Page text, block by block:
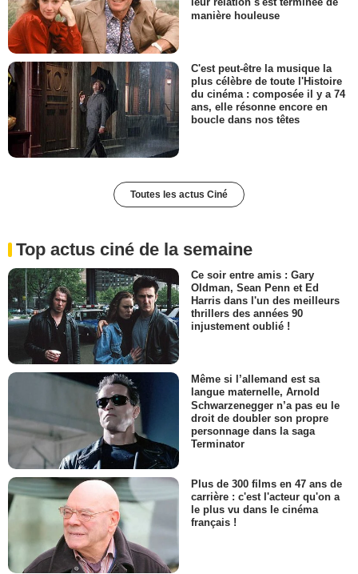
leur relation s'est terminée de
manière houleuse
C'est peut-être la musique la
plus célèbre de toute l'Histoire
du cinéma : composée il y a 74
ans, elle résonne encore en
boucle dans nos têtes
Toutes les actus Ciné
Top actus ciné de la semaine
Ce soir entre amis : Gary
Oldman, Sean Penn et Ed
Harris dans l'un des meilleurs
thrillers des années 90
injustement oublié !
Même si l’allemand est sa
langue maternelle, Arnold
Schwarzenegger n’a pas eu le
droit de doubler son propre
personnage dans la saga
Terminator
Plus de 300 films en 47 ans de
carrière : c'est l'acteur qu'on a
le plus vu dans le cinéma
français !